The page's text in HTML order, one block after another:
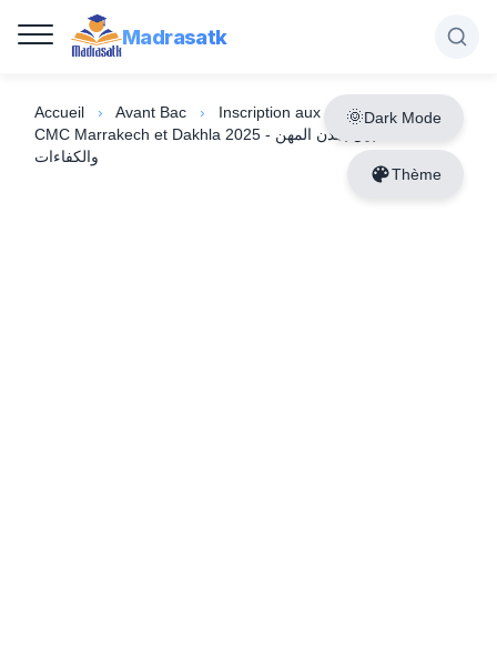
Madrasatk
Dark Mode
Thème
Accueil › Avant Bac ›
Inscription aux Cités des Métiers
CMC Marrakech et Dakhla 2025 - التسجيل بمدن المهن
والكفاءات